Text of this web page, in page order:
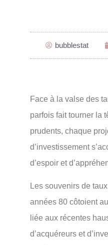
bubblestat
Face à la valse des
parfois fait tourner la
prudents, chaque
d’investissement
d’espoir et
Les souvenirs de
années 80 côtoient
liée aux récentes
d’acquéreurs et